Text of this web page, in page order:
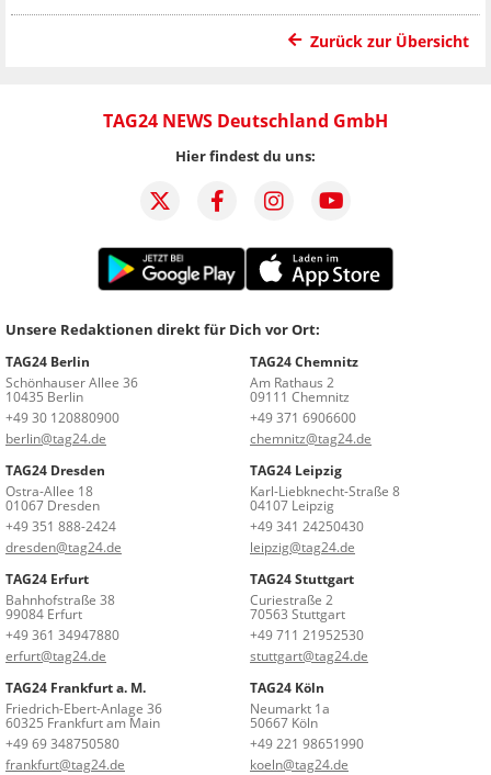
Zurück zur Übersicht
TAG24 NEWS Deutschland GmbH
Hier findest du uns:
Unsere Redaktionen direkt für Dich vor Ort:
TAG24 Berlin
Schönhauser Allee 36
10435 Berlin
+49 30 120880900
berlin@tag24.de
TAG24 Chemnitz
Am Rathaus 2
09111 Chemnitz
+49 371 6906600
chemnitz@tag24.de
TAG24 Dresden
Ostra-Allee 18
01067 Dresden
+49 351 888-2424
dresden@tag24.de
TAG24 Leipzig
Karl-Liebknecht-Straße 8
04107 Leipzig
+49 341 24250430
leipzig@tag24.de
TAG24 Erfurt
Bahnhofstraße 38
99084 Erfurt
+49 361 34947880
erfurt@tag24.de
TAG24 Stuttgart
Curiestraße 2
70563 Stuttgart
+49 711 21952530
stuttgart@tag24.de
TAG24 Frankfurt a. M.
Friedrich-Ebert-Anlage 36
60325 Frankfurt am Main
+49 69 348750580
frankfurt@tag24.de
TAG24 Köln
Neumarkt 1a
50667 Köln
+49 221 98651990
koeln@tag24.de